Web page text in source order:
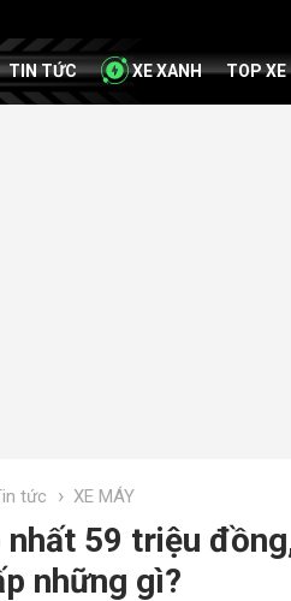
TIN TỨC XE XANH TOP XE
tức › XE MÁY
nhất 59 triệu
những gì?